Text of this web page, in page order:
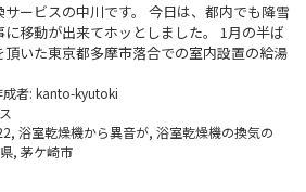
ービスの中川です。 今日は、都内でも降雪
移動が出来てホッとしました。 1月の半ば
いた東京都多摩市落合での室内設置の給湯
者: kanto-kyutoki
, 浴室乾燥機から異音が, 浴室乾燥機の換気の
, 茅ケ崎市